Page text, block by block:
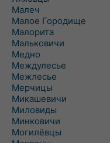
Малеч
Малое Городище
Малорита
Мальковичи
Медно
Междулесье
Межлесье
Мерчицы
Микашевичи
Миловиды
Минковичи
Могилёвцы